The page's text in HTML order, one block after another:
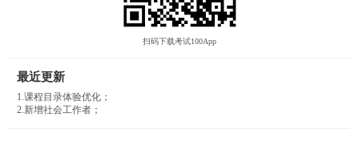
扫码下载考试100App
最近更新
1.课程目录体验优化；
2.新增社会工作者；